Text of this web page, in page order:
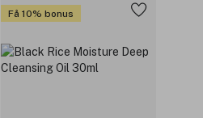
Få 10% bonus